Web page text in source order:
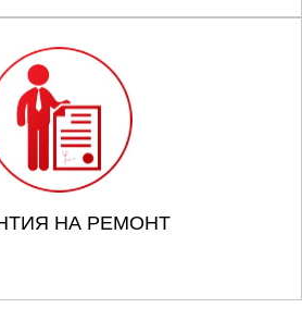
НА РЕМОНТ